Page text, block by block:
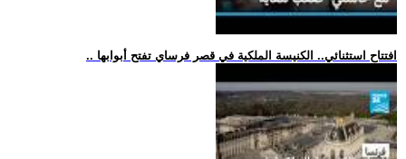
.. افتتاح استثنائي.. الكنيسة الملكية في قصر فرساي تفتح أبوابها